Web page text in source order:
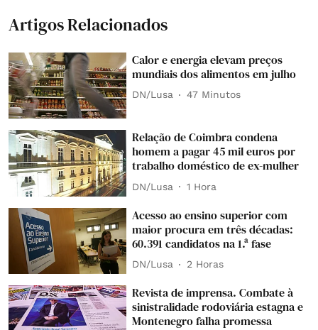
Artigos Relacionados
Calor e energia elevam preços
mundiais dos alimentos em julho
DN/Lusa 47 Minutos
Relação de Coimbra condena
homem a pagar 45 mil euros por
trabalho doméstico de ex-mulher
DN/Lusa 1 Hora
Acesso ao ensino superior com
maior procura em três décadas:
60.391 candidatos na 1.ª fase
DN/Lusa 2 Horas
Revista de imprensa. Combate à
sinistralidade rodoviária estagna e
Montenegro falha promessa